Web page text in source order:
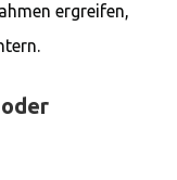
ergreifen,